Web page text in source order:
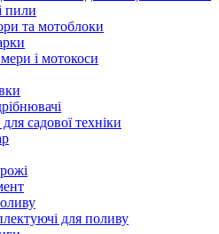
пили
та мотоблоки
і мотокоси
садової техніки
для поливу